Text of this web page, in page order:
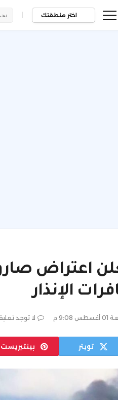
اختر منطقتك |
اعتراض
الإنذار
9:08 م لا توجد
تويتر بينتيريست